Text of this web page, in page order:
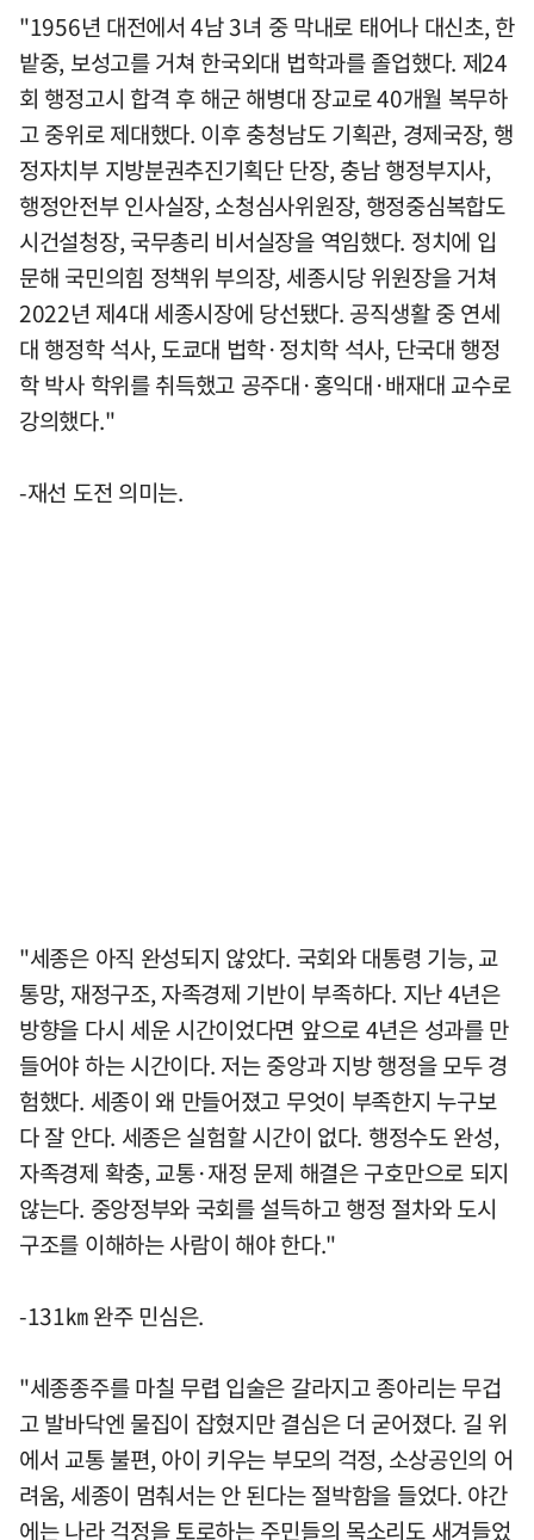
"1956년 대전에서 4남 3녀 중 막내로 태어나 대신초, 한
밭중, 보성고를 거쳐 한국외대 법학과를 졸업했다. 제24
회 행정고시 합격 후 해군 해병대 장교로 40개월 복무하
고 중위로 제대했다. 이후 충청남도 기획관, 경제국장, 행
정자치부 지방분권추진기획단 단장, 충남 행정부지사,
행정안전부 인사실장, 소청심사위원장, 행정중심복합도
시건설청장, 국무총리 비서실장을 역임했다. 정치에 입
문해 국민의힘 정책위 부의장, 세종시당 위원장을 거쳐
2022년 제4대 세종시장에 당선됐다. 공직생활 중 연세
대 행정학 석사, 도쿄대 법학·정치학 석사, 단국대 행정
학 박사 학위를 취득했고 공주대·홍익대·배재대 교수로
강의했다."
-재선 도전 의미는.
"세종은 아직 완성되지 않았다. 국회와 대통령 기능, 교
통망, 재정구조, 자족경제 기반이 부족하다. 지난 4년은
방향을 다시 세운 시간이었다면 앞으로 4년은 성과를 만
들어야 하는 시간이다. 저는 중앙과 지방 행정을 모두 경
험했다. 세종이 왜 만들어졌고 무엇이 부족한지 누구보
다 잘 안다. 세종은 실험할 시간이 없다. 행정수도 완성,
자족경제 확충, 교통·재정 문제 해결은 구호만으로 되지
않는다. 중앙정부와 국회를 설득하고 행정 절차와 도시
구조를 이해하는 사람이 해야 한다."
-131㎞ 완주 민심은.
"세종종주를 마칠 무렵 입술은 갈라지고 종아리는 무겁
고 발바닥엔 물집이 잡혔지만 결심은 더 굳어졌다. 길 위
에서 교통 불편, 아이 키우는 부모의 걱정, 소상공인의 어
려움, 세종이 멈춰서는 안 된다는 절박함을 들었다. 야간
에는 나라 걱정을 토로하는 주민들의 목소리도 새겨들었